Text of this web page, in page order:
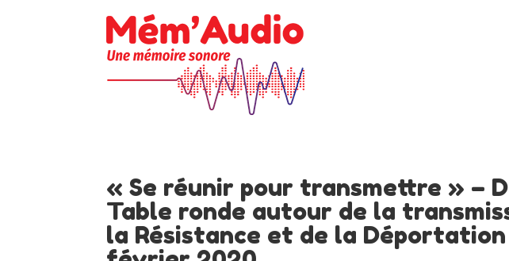
« Se réunir pour transmettre » –
Table ronde autour de la
la Résistance et de la